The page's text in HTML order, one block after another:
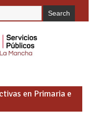
en Primaria e